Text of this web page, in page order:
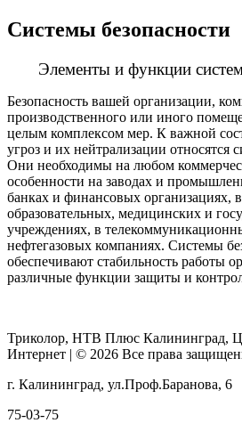
Системы безопасности
Элементы и функции
Безопасность вашей организации,
производственного или иного
целым комплексом мер. К важной
угроз и их нейтрализации относятся
Они необходимы на любом
особенности на заводах и
банках и финансовых организациях,
образовательных, медицинских и
учреждениях, в
нефтегазовых компаниях. Системы
обеспечивают стабильность работы
различные функции защиты и
Триколор, НТВ Плюс Калининград,
Интернет | © 2026 Все права
г. Калининград, ул.Проф.Баранова, 6
75-03-75